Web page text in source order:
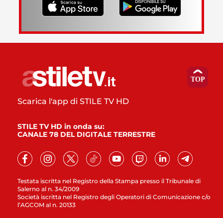
Testata iscritta nel Registro della Stampa presso il Tribunale di
Salerno al n. 34/2009
Società iscritta nel Registro degli Operatori di Comunicazione c/o
l’AGCOM al n. 20133
Scarica l'app di STILE TV HD
STILE TV HD in onda su:
CANALE 78 DEL DIGITALE TERRESTRE